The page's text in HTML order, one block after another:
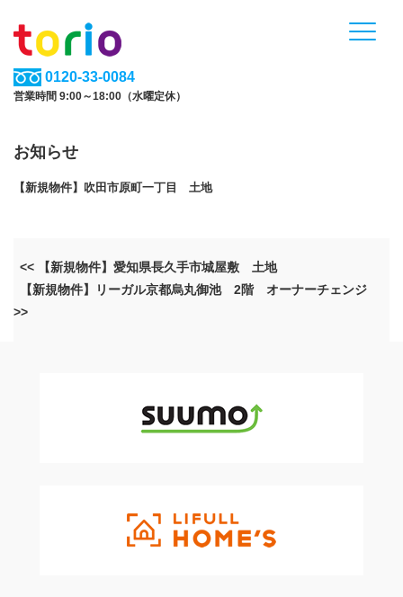
0120-33-0084
営業時間 9:00～18:00（水曜定休）
お知らせ
【新規物件】吹田市原町一丁目 土地
<< 【新規物件】愛知県長久手市城屋敷 土地
【新規物件】リーガル京都烏丸御池 2階 オーナーチェンジ
>>